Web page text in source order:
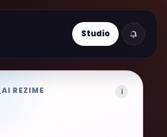
Studio
AI REZIME i